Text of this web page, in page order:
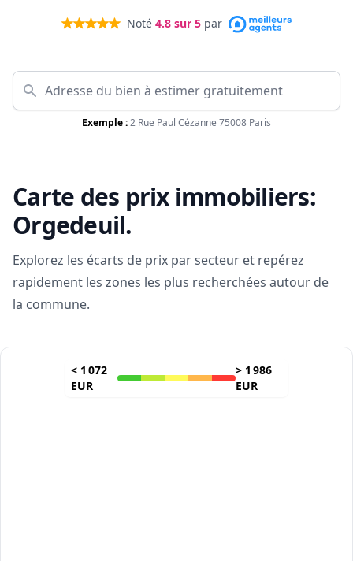
Noté 4.8 sur 5 par
Exemple :2 Rue Paul Cézanne 75008 Paris
Carte des prix immobiliers:
Orgedeuil.
Explorez les écarts de prix par secteur et repérez
rapidement les zones les plus recherchées autour de
la commune.
< 1 072
EUR
> 1 986
EUR